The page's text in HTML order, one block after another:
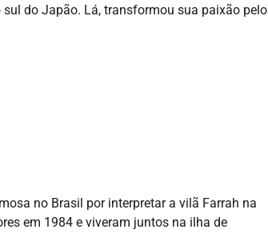
sul do Japão. Lá, transformou sua paixão pelo
no Brasil por interpretar a vilã Farrah na
em 1984 e viveram juntos na ilha de